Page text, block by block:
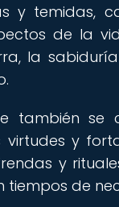
y temidas,
de la
la
también se
y
y
tiempos de